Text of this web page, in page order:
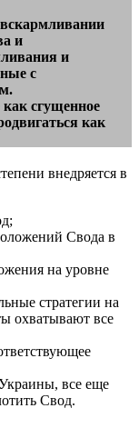
и
и
с
сгущенное
как
внедряется в
Свода в
на уровне
стратегии на
охватывают все
все еще
Свод.